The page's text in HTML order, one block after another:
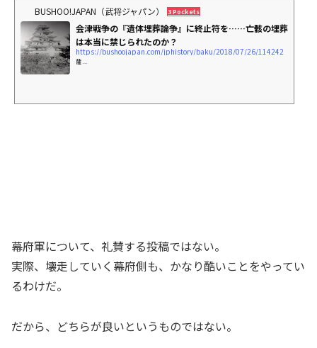
BUSHOO!JAPAN（武将ジャパン） 3 Pockets
会津戦争の『遺体埋葬論争』に終止符を……亡骸の埋葬
は本当に禁じられたのか？
https://bushoojapan.com/jphistory/baku/2018/07/26/114242
薩 ...
幕府軍について、礼賛する投稿ではない。
実際、壊走していく幕府側も、かなり酷いことをやってい
るわけだ。
だから、どちらが良いというものではない。